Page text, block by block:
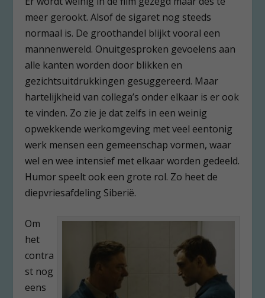
meer gerookt. Alsof de sigaret nog steeds
normaal is. De groothandel blijkt vooral een
mannenwereld. Onuitgesproken gevoelens aan
alle kanten worden door blikken en
gezichtsuitdrukkingen gesuggereerd. Maar
hartelijkheid van collega’s onder elkaar is er ook
te vinden. Zo zie je dat zelfs in een weinig
opwekkende werkomgeving met veel eentonig
werk mensen een gemeenschap vormen, waar
wel en wee intensief met elkaar worden gedeeld.
Humor speelt ook een grote rol. Zo heet de
diepvriesafdeling Siberië.
Om
het
contra
st nog
eens